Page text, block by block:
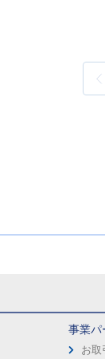
事業パ
お取